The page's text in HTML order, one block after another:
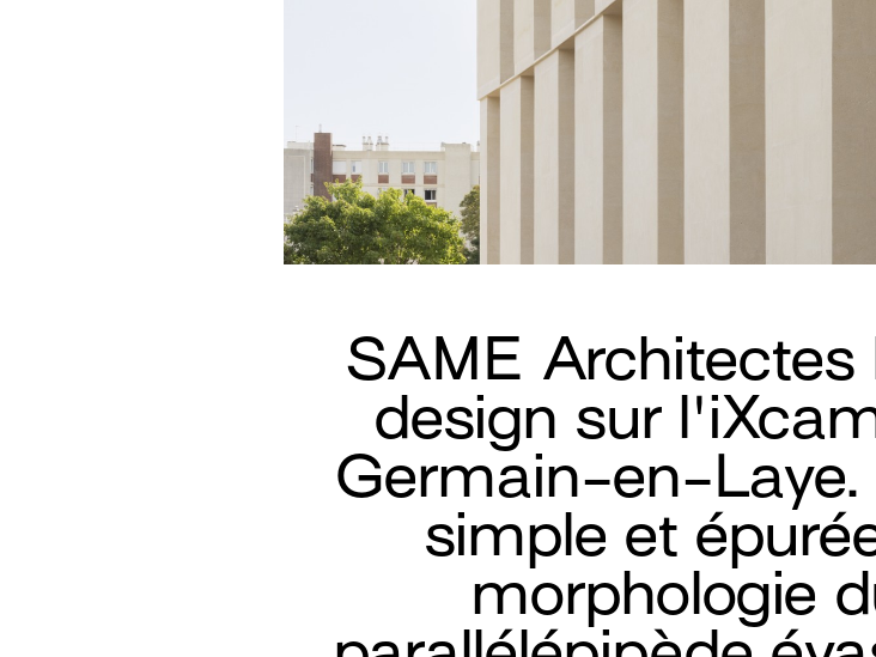
SAME Architectes
design sur
Germain-en-Laye.
simple et
morphologie